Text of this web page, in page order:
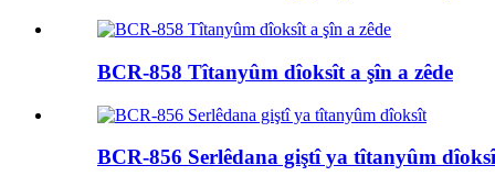
BCR-858 Tîtanyûm dîoksît a şîn a zêde
BCR-856 Serlêdana giştî ya tîtanyûm